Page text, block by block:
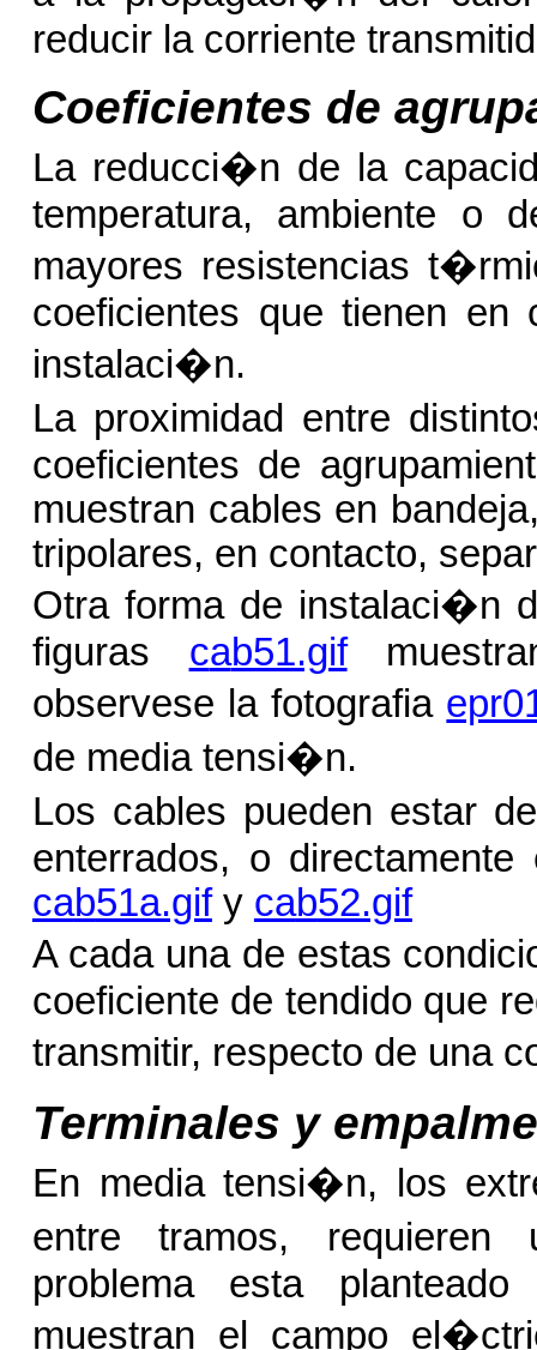
reducir la corriente
Coeficientes de
La reducci�n de la
temperatura, ambiente o
mayores resistencias
coeficientes que tienen en
instalaci�n.
La proximidad entre
coeficientes de
muestran cables en
tripolares, en contacto,
Otra forma de instalaci�n
figuras cab51.gif
observese la fotografia
de media tensi�n.
Los cables pueden estar
enterrados, o
cab51a.gify cab52.gif
A cada una de estas
coeficiente de tendido que
transmitir, respecto de una
Terminales y
En media tensi�n, los
entre tramos, requieren
problema esta
muestran el campo